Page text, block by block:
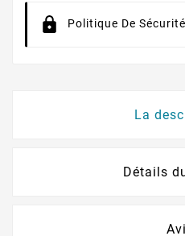
Politique De Sécurité
La
Détails